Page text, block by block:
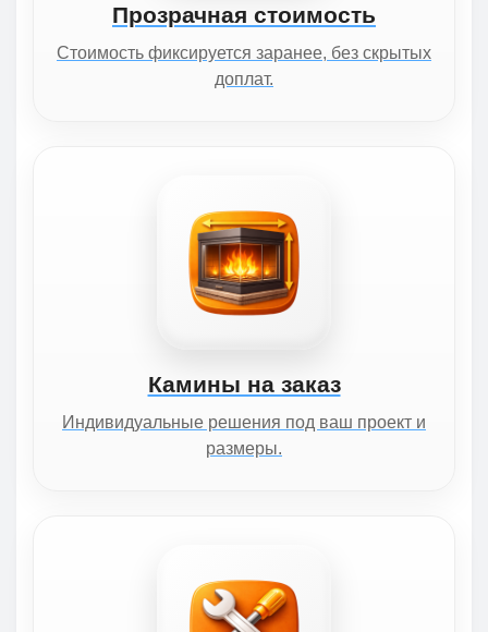
Прозрачная стоимость
Стоимость фиксируется заранее, без скрытых
доплат.
Камины на заказ
Индивидуальные решения под ваш проект и
размеры.